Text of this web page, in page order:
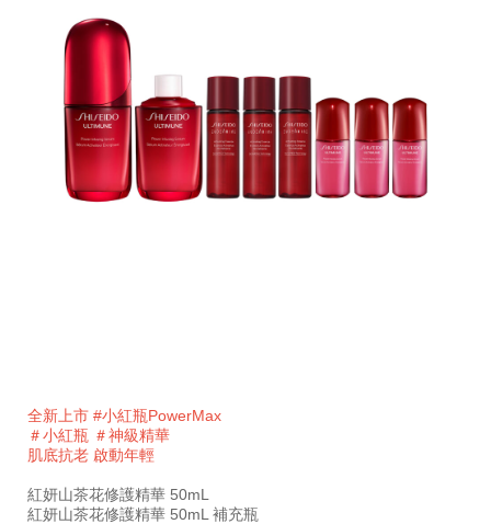
節shiseido.com.tw/
SB000002416.html
目
編
號。
全新上市 #小紅瓶PowerMax
＃小紅瓶 ＃神級精華
肌底抗老 啟動年輕
紅妍山茶花修護精華 50mL
紅妍山茶花修護精華 50mL 補充瓶